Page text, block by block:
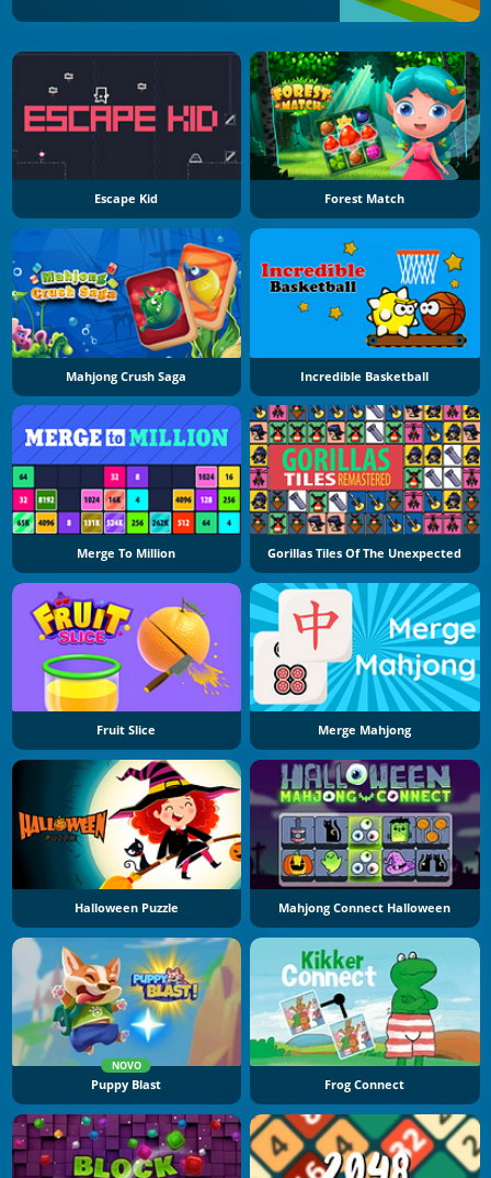
Escape Kid Forest Match
Mahjong Crush Saga Incredible Basketball
Merge To Million Gorillas Tiles Of The Unexpected
Fruit Slice Merge Mahjong
Halloween Puzzle Mahjong Connect Halloween
NOVO
Puppy Blast Frog Connect